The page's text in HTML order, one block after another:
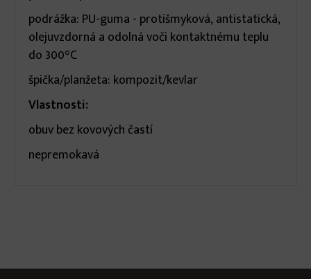
podrážka: PU-guma - protišmyková, antistatická,
olejuvzdorná a odolná voči kontaktnému teplu
do 300°C
špička/planžeta: kompozit/kevlar
Vlastnosti:
obuv bez kovových častí
nepremokavá